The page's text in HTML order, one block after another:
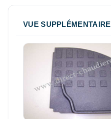
VUE SUPPLÉMENTAIRE